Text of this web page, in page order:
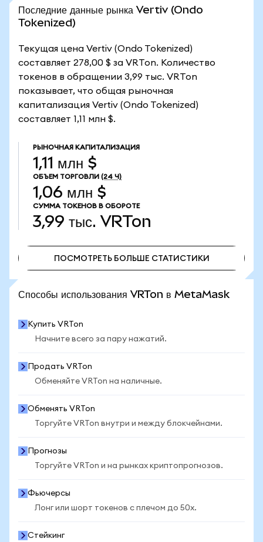
Последние данные рынка Vertiv (Ondo
Tokenized)
Текущая цена Vertiv (Ondo Tokenized)
составляет 278,00 $ за VRTon. Количество
токенов в обращении 3,99 тыс. VRTon
показывает, что общая рыночная
капитализация Vertiv (Ondo Tokenized)
составляет 1,11 млн $.
РЫНОЧНАЯ КАПИТАЛИЗАЦИЯ
1,11 млн $
ОБЪЕМ ТОРГОВЛИ (24 Ч)
1,06 млн $
СУММА ТОКЕНОВ В ОБОРОТЕ
3,99 тыс. VRTon
ПОСМОТРЕТЬ БОЛЬШЕ СТАТИСТИКИ
Способы использования VRTon в MetaMask
Купить VRTon
Начните всего за пару нажатий.
Продать VRTon
Обменяйте VRTon на наличные.
Обменять VRTon
Торгуйте VRTon внутри и между блокчейнами.
Прогнозы
Торгуйте VRTon и на рынках криптопрогнозов.
Фьючерсы
Лонг или шорт токенов с плечом до 50x.
Стейкинг